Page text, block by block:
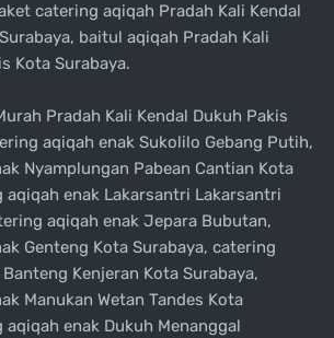
catering aqiqah Pradah Kali Kendal
baitul aqiqah Pradah Kali
Kota Surabaya.
Pradah Kali Kendal Dukuh Pakis
aqiqah enak Sukolilo Gebang Putih,
Nyamplungan Pabean Cantian Kota
aqiqah enak Lakarsantri Lakarsantri
aqiqah enak Jepara Bubutan,
Genteng Kota Surabaya, catering
Kenjeran Kota Surabaya,
Manukan Wetan Tandes Kota
enak Dukuh Menanggal